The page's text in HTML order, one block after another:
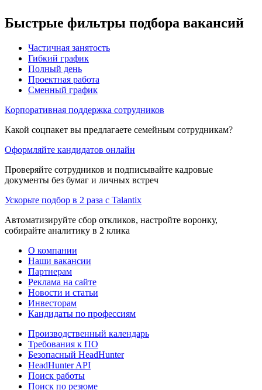
Быстрые фильтры подбора вакансий
Частичная занятость
Гибкий график
Полный день
Проектная работа
Сменный график
Корпоративная поддержка сотрудников
Какой соцпакет вы предлагаете семейным сотрудникам?
Оформляйте кандидатов онлайн
Проверяйте сотрудников и подписывайте кадровые
документы без бумаг и личных встреч
Ускорьте подбор в 2 раза с Talantix
Автоматизируйте сбор откликов, настройте воронку,
собирайте аналитику в 2 клика
О компании
Наши вакансии
Партнерам
Реклама на сайте
Новости и статьи
Инвесторам
Кандидаты по профессиям
Производственный календарь
Требования к ПО
Безопасный HeadHunter
HeadHunter API
Поиск работы
Поиск по резюме